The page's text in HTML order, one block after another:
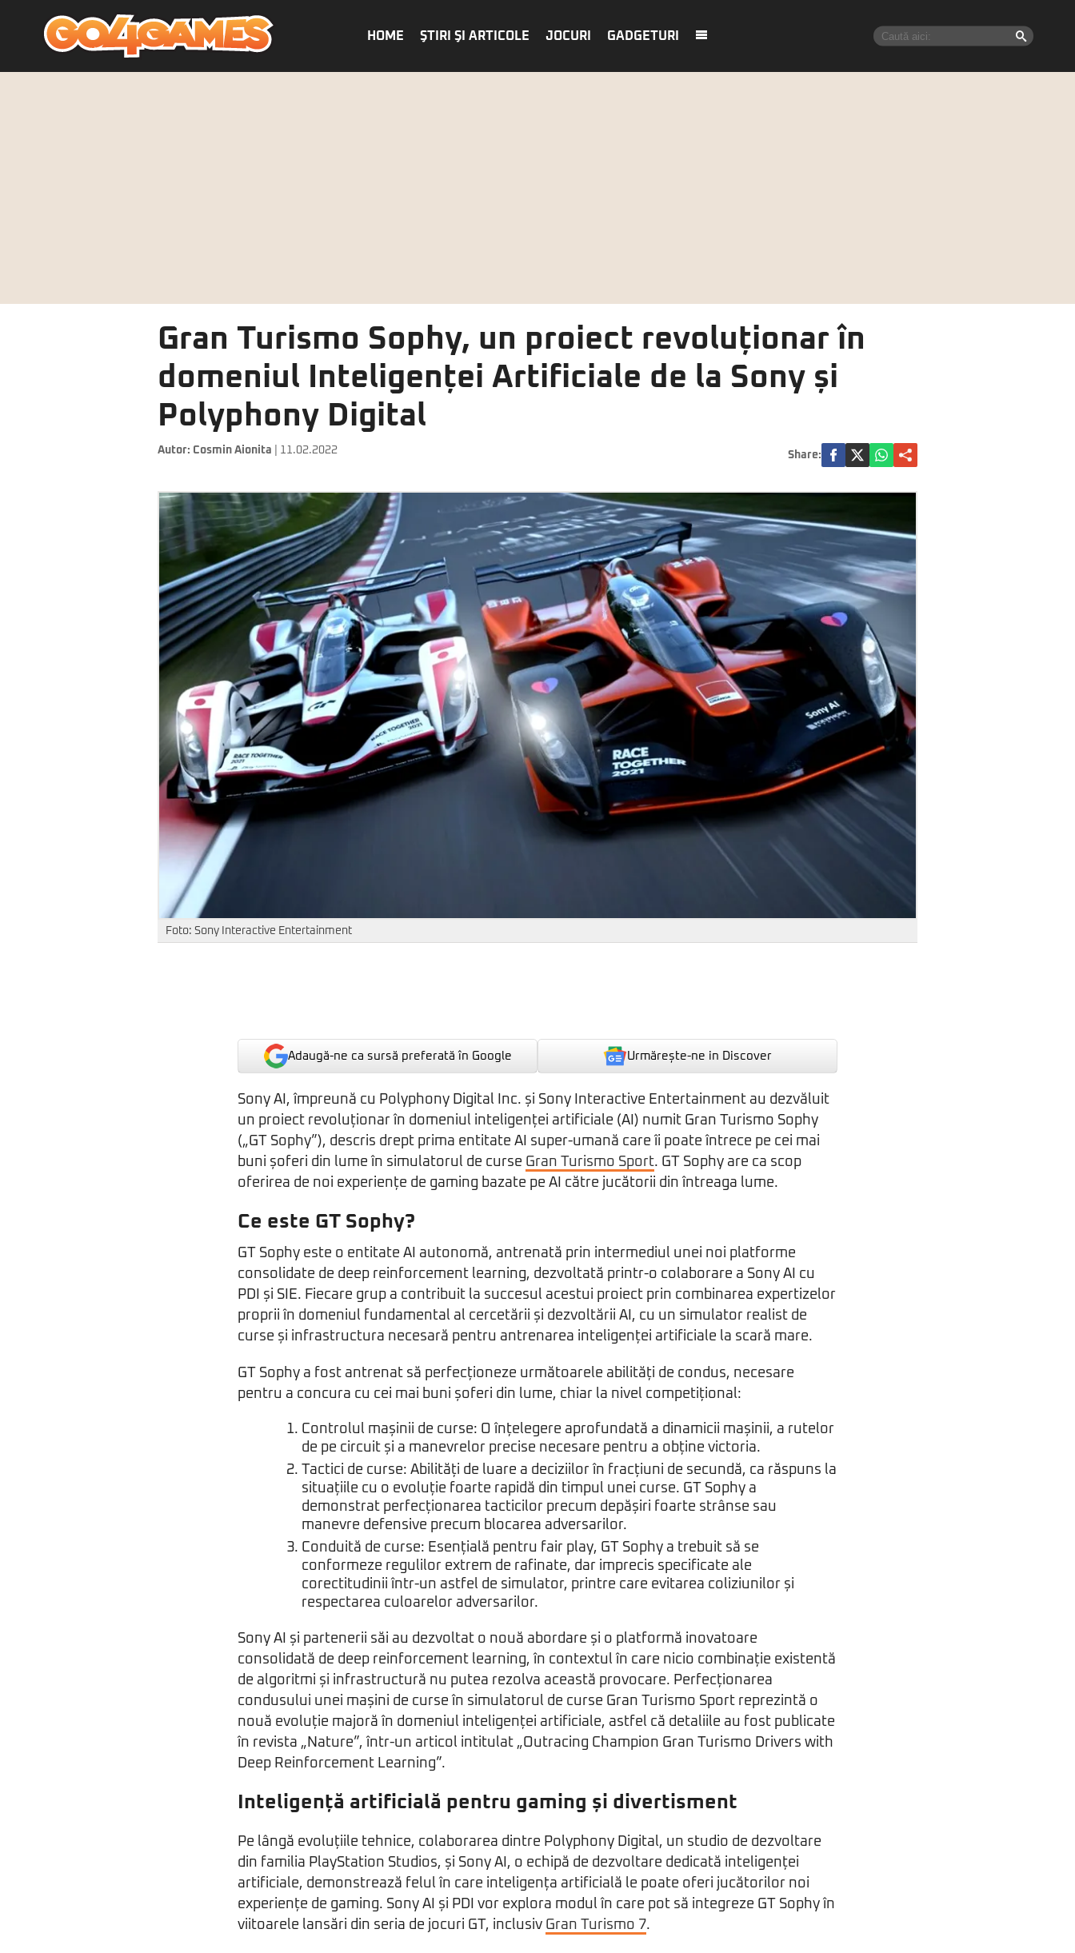
HOME ŞTIRI ŞI ARTICOLE JOCURI GADGETURI
Gran Turismo Sophy, un proiect revoluționar în
domeniul Inteligenței Artificiale de la Sony și
Polyphony Digital
Autor: Cosmin Aionita | 11.02.2022 Share:
Foto: Sony Interactive Entertainment
Adaugă-ne ca sursă preferată în Google Urmărește-ne in Discover
Sony AI, împreună cu Polyphony Digital Inc. și Sony Interactive Entertainment au dezvăluit
un proiect revoluționar în domeniul inteligenței artificiale (AI) numit Gran Turismo Sophy
(„GT Sophy”), descris drept prima entitate AI super-umană care îi poate întrece pe cei mai
buni șoferi din lume în simulatorul de curse Gran Turismo Sport. GT Sophy are ca scop
oferirea de noi experiențe de gaming bazate pe AI către jucătorii din întreaga lume.
Ce este GT Sophy?
GT Sophy este o entitate AI autonomă, antrenată prin intermediul unei noi platforme
consolidate de deep reinforcement learning, dezvoltată printr-o colaborare a Sony AI cu
PDI și SIE. Fiecare grup a contribuit la succesul acestui proiect prin combinarea expertizelor
proprii în domeniul fundamental al cercetării și dezvoltării AI, cu un simulator realist de
curse și infrastructura necesară pentru antrenarea inteligenței artificiale la scară mare.
GT Sophy a fost antrenat să perfecționeze următoarele abilități de condus, necesare
pentru a concura cu cei mai buni șoferi din lume, chiar la nivel competițional:
Controlul mașinii de curse: O înțelegere aprofundată a dinamicii mașinii, a rutelor
de pe circuit și a manevrelor precise necesare pentru a obține victoria.
Tactici de curse: Abilități de luare a deciziilor în fracțiuni de secundă, ca răspuns la
situațiile cu o evoluție foarte rapidă din timpul unei curse. GT Sophy a
demonstrat perfecționarea tacticilor precum depășiri foarte strânse sau
manevre defensive precum blocarea adversarilor.
Conduită de curse: Esențială pentru fair play, GT Sophy a trebuit să se
conformeze regulilor extrem de rafinate, dar imprecis specificate ale
corectitudinii într-un astfel de simulator, printre care evitarea coliziunilor și
respectarea culoarelor adversarilor.
Sony AI și partenerii săi au dezvoltat o nouă abordare și o platformă inovatoare
consolidată de deep reinforcement learning, în contextul în care nicio combinație existentă
de algoritmi și infrastructură nu putea rezolva această provocare. Perfecționarea
condusului unei mașini de curse în simulatorul de curse Gran Turismo Sport reprezintă o
nouă evoluție majoră în domeniul inteligenței artificiale, astfel că detaliile au fost publicate
în revista „Nature”, într-un articol intitulat „Outracing Champion Gran Turismo Drivers with
Deep Reinforcement Learning”.
Inteligență artificială pentru gaming și divertisment
Pe lângă evoluțiile tehnice, colaborarea dintre Polyphony Digital, un studio de dezvoltare
din familia PlayStation Studios, și Sony AI, o echipă de dezvoltare dedicată inteligenței
artificiale, demonstrează felul în care inteligența artificială le poate oferi jucătorilor noi
experiențe de gaming. Sony AI și PDI vor explora modul în care pot să integreze GT Sophy în
viitoarele lansări din seria de jocuri GT, inclusiv Gran Turismo 7.